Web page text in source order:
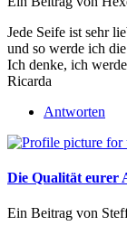
Jede Seife ist sehr
und so werde ich
Ich denke, ich
Ricarda
Antworten
Die Qualität
Ein Beitrag von